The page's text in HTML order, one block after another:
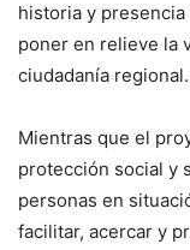
historia y presencia
poner en relieve la
ciudadanía regional.
Mientras que el
protección social y
personas en
facilitar, acercar y